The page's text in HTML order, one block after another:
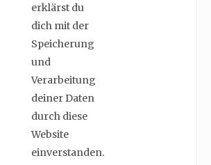
erklärst du
dich mit der
Speicherung
und
Verarbeitung
deiner Daten
durch diese
Website
einverstanden.